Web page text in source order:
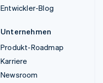
Entwickler-Blog
Unternehmen
Produkt-Roadmap
Karriere
Newsroom